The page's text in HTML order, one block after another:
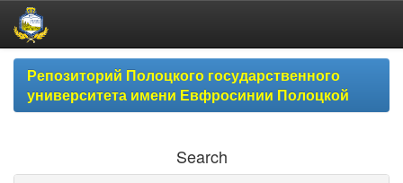
Skip
navigationРепозиторий Полоцкого государственного
университета имени Евфросинии Полоцкой
Search